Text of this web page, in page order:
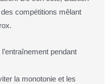
compétitions mêlant
pendant
la monotonie et les